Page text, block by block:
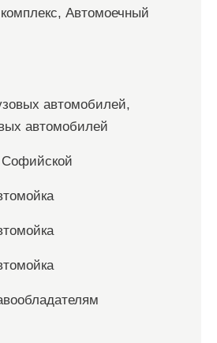
Автомоечный
автомобилей,
автомобилей